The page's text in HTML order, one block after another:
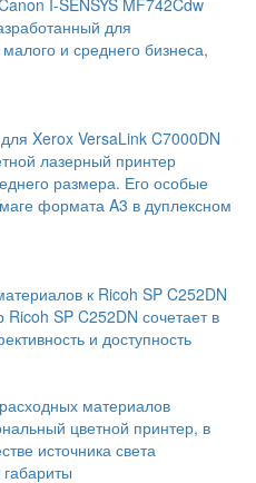
I-SENSYS MF742Cdw
для
и среднего бизнеса,
Xerox VersaLink C7000DN
лазерный принтер
размера. Его особые
формата A3 в дуплексном
к Ricoh SP C252DN
SP C252DN сочетает в
и доступность
материалов
цветной принтер, в
источника света